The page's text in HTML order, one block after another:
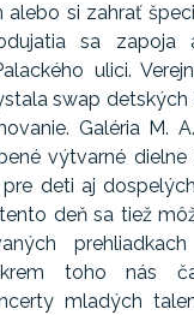
alebo si zahrať
sa zapoja
ulici.
swap detských
Galéria M.
výtvarné dielne
deti aj
deň sa tiež
prehliadkach
toho nás
mladých